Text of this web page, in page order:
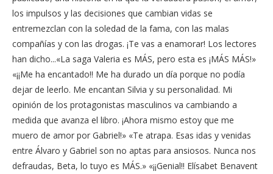
los impulsos y las decisiones que cambian vidas se
entremezclan con la soledad de la fama, con las malas
compañías y con las drogas. ¡Te vas a enamorar! Los lectores
han dicho...«La saga Valeria es MÁS, pero esta es ¡MÁS MÁS!»
«¡¡Me ha encantado!! Me ha durado un día porque no podía
dejar de leerlo. Me encantan Silvia y su personalidad. Mi
opinión de los protagonistas masculinos va cambiando a
medida que avanza el libro. ¡Ahora mismo estoy que me
muero de amor por Gabriel!» «Te atrapa. Esas idas y venidas
entre Álvaro y Gabriel son no aptas para ansiosos. Nunca nos
defraudas, Beta, lo tuyo es MÁS.» «¡¡Genial!! Elísabet Benavent